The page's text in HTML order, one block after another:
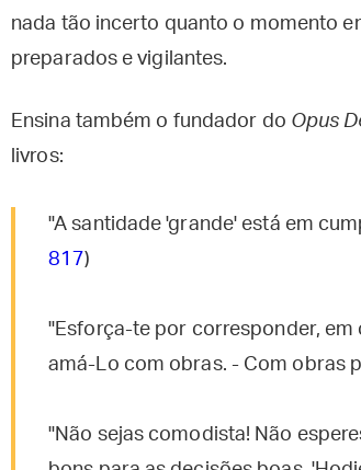
nada tão incerto quanto o momento
preparados e vigilantes.
Ensina também o fundador do Opus
livros:
"A santidade 'grande' está em
817)
"Esforça-te por corresponder, em
amá-Lo com obras. - Com obras
"Não sejas comodista! Não